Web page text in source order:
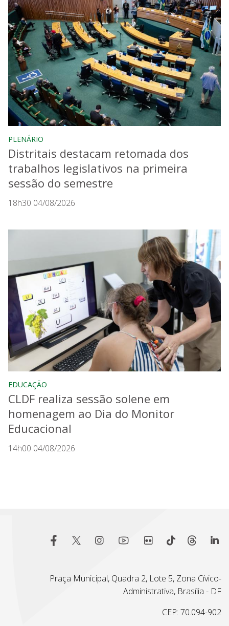
PLENÁRIO
Distritais destacam retomada dos
trabalhos legislativos na primeira
sessão do semestre
18h30 04/08/2026
EDUCAÇÃO
CLDF realiza sessão solene em
homenagem ao Dia do Monitor
Educacional
14h00 04/08/2026
Praça Municipal, Quadra 2, Lote 5, Zona Cívico-
Administrativa, Brasília - DF
CEP: 70.094-902